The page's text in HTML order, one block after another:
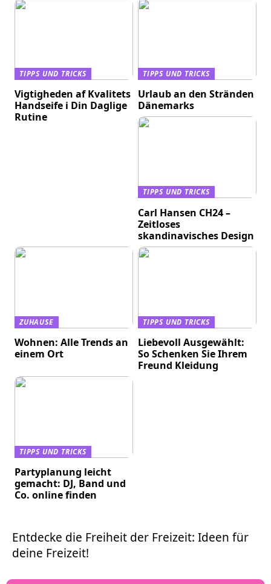
TIPPS UND TRICKS
Vigtigheden af Kvalitets
Handseife i Din Daglige
Rutine
TIPPS UND TRICKS
Urlaub an den Stränden
Dänemarks
TIPPS UND TRICKS
Carl Hansen CH24 –
Zeitloses
skandinavisches Design
ZUHAUSE
Wohnen: Alle Trends an
einem Ort
TIPPS UND TRICKS
Liebevoll Ausgewählt:
So Schenken Sie Ihrem
Freund Kleidung
TIPPS UND TRICKS
Partyplanung leicht
gemacht: DJ, Band und
Co. online finden
Entdecke die Freiheit der Freizeit: Ideen für
deine Freizeit!